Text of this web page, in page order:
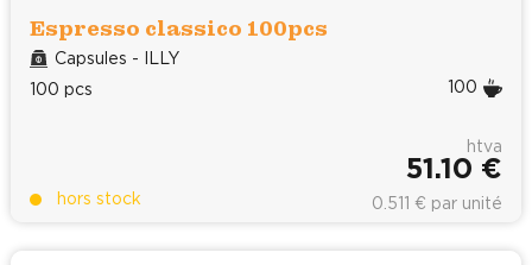
Espresso classico 100pcs
Capsules - ILLY
100 pcs
100
hors stock
htva
51.10 €
0.511 € par unité